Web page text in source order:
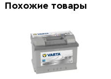
Похожие товары